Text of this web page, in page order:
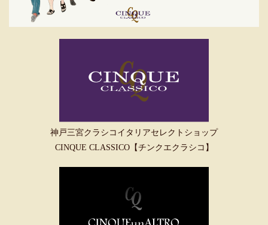
神戸三宮クラシコイタリアセレクトショップ
CINQUE CLASSICO【チンクエクラシコ】